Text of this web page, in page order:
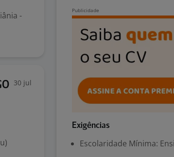
-
30 jul
Exigências
Escolaridade Mínima: